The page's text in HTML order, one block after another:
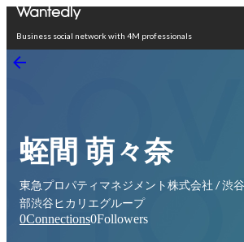
Business social network with 4M professionals
蛭間 萌々奈
東急プロパティマネジメント株式会社 / 渋
部渋谷ヒカリエグループ
0Connections0Followers